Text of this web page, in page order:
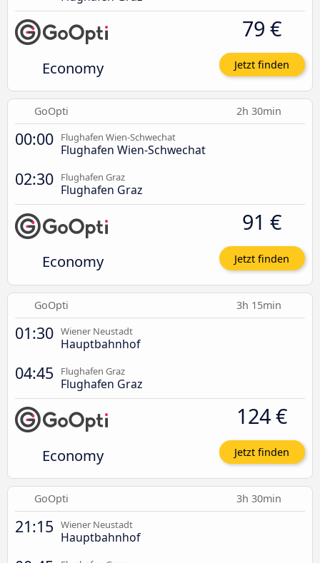
Economy
79 €
Jetzt finden
GoOpti 2h 30min
00:00 Flughafen Wien-Schwechat
Flughafen Wien-Schwechat
02:30 Flughafen Graz
Flughafen Graz
Economy
91 €
Jetzt finden
GoOpti 3h 15min
01:30 Wiener Neustadt
Hauptbahnhof
04:45 Flughafen Graz
Flughafen Graz
Economy
124 €
Jetzt finden
GoOpti 3h 30min
21:15 Wiener Neustadt
Hauptbahnhof